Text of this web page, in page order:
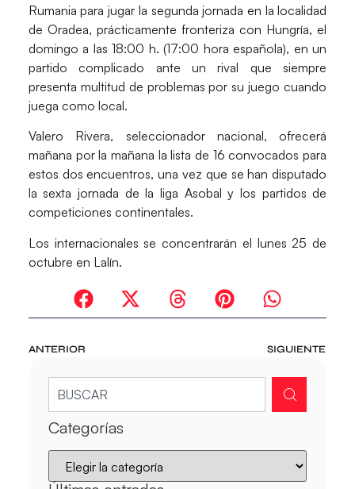
Rumania para jugar la segunda jornada en la localidad
de Oradea, prácticamente fronteriza con Hungría, el
domingo a las 18:00 h. (17:00 hora española), en un
partido complicado ante un rival que siempre
presenta multitud de problemas por su juego cuando
juega como local.
Valero Rivera, seleccionador nacional, ofrecerá
mañana por la mañana la lista de 16 convocados para
estos dos encuentros, una vez que se han disputado
la sexta jornada de la liga Asobal y los partidos de
competiciones continentales.
Los internacionales se concentrarán el lunes 25 de
octubre en Lalín.
ANTERIOR SIGUIENTE
Categorías